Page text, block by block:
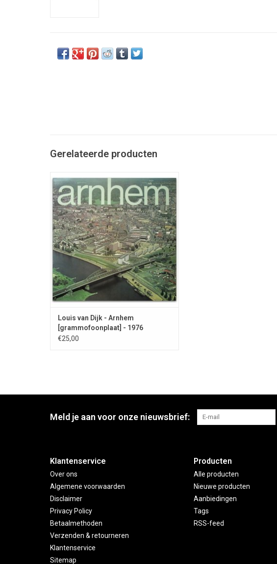
Gerelateerde producten
Improvisaties op Verdí , Bizet en Dvorak op
het orgel van het stadhuis van Arnhem.
TOEVOEGEN AAN WINKELWAGEN
Louis van Dijk - Arnhem
[grammofoonplaat] - 1976
€25,00
Meld je aan voor onze nieuwsbrief:
Klantenservice
Over ons
Algemene voorwaarden
Disclaimer
Privacy Policy
Betaalmethoden
Verzenden & retourneren
Klantenservice
Sitemap
Producten
Alle producten
Nieuwe producten
Aanbiedingen
Tags
RSS-feed